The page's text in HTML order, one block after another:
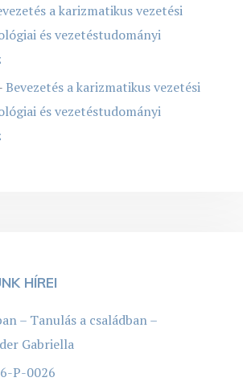
a karizmatikus vezetési
és vezetéstudományi
Bevezetés a karizmatikus vezetési
és vezetéstudományi
HÍREI
– Tanulás a családban –
Gabriella
P-0026